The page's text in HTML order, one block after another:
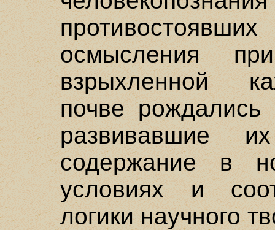
осмысления
взрыхленной
почве
развивавшие
содержание в
условиях и
логики научного